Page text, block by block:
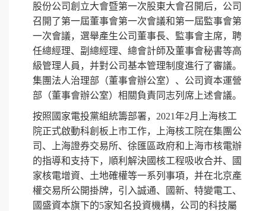
股份公司創立大會暨第一次股東大會召開后，公司
召開了第一屆董事會第一次會議和第一屆監事會第
一次會議，選舉產生公司董事長、監事會主席，聘
任總經理、副總經理、總會計師及董事會秘書等高
級管理人員，并對公司基本管理制度進行了審議。
集團法人治理部（董事會辦公室）、公司資本運營
部（董事會辦公室）相關負責同志列席上述會議。
按照國家電投黨組統籌部署，2021年2月上海核工
院正式啟動科創板上市工作，上海核工院在集團公
司、上海證券交易所、徐匯區政府和上海市核電辦
的指導和支持下，順利解決國核工程吸收合并、國
家核電增資、土地確權等一系列事項，并在北京產
權交易所公開掛牌，引入誠通、國新、特變電工、
國盛資本旗下的5家知名投資機構，公司的科技屬